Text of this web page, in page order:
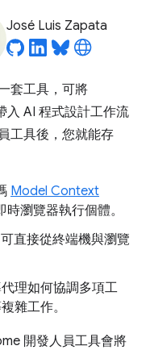
José Luis Zapata
套工具，可將
入 AI 程式設計工作流
工具後，您就能存
Model Context
時瀏覽器執行個體。
可直接從終端機與瀏覽
理如何協調多項工
雜工作。
開發人員工具會將